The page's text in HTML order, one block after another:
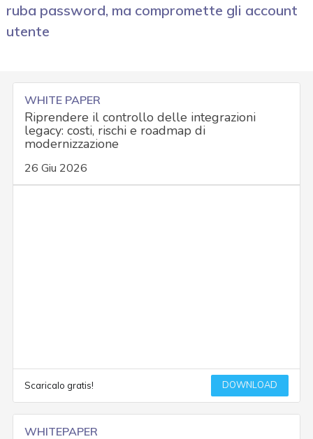
ruba password, ma compromette gli account
utente
WHITE PAPER
Riprendere il controllo delle integrazioni
legacy: costi, rischi e roadmap di
modernizzazione
26 Giu 2026
Scaricalo gratis! DOWNLOAD
WHITEPAPER